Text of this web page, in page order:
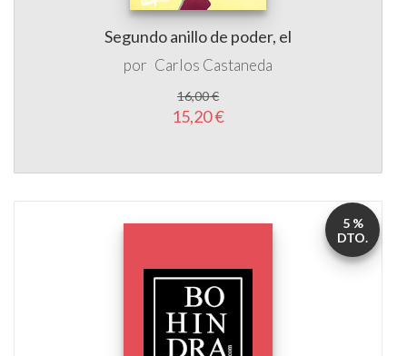
Segundo anillo de poder, el
por Carlos Castaneda
16,00 €
15,20 €
5 %
DTO.